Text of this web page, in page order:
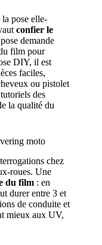
pose elle-
confier le
demande
film pour
DIY, il est
faciles,
ou pistolet
des
la qualité du
moto
chez
roues. Une
du film : en
durer entre 3 et
de conduite et
mieux aux UV,